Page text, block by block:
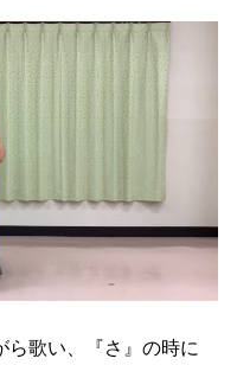
ら歌い、『さ』の時に